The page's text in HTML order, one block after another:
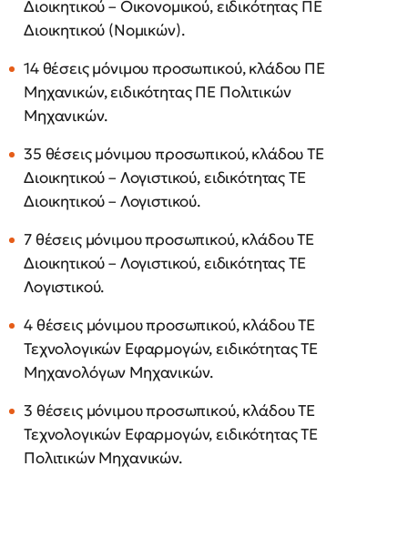
Διοικητικού – Οικονομικού, ειδικότητας ΠΕ
Διοικητικού (Νομικών).
14 θέσεις μόνιμου προσωπικού, κλάδου ΠΕ
Μηχανικών, ειδικότητας ΠΕ Πολιτικών
Μηχανικών.
35 θέσεις μόνιμου προσωπικού, κλάδου ΤΕ
Διοικητικού – Λογιστικού, ειδικότητας ΤΕ
Διοικητικού – Λογιστικού.
7 θέσεις μόνιμου προσωπικού, κλάδου ΤΕ
Διοικητικού – Λογιστικού, ειδικότητας ΤΕ
Λογιστικού.
4 θέσεις μόνιμου προσωπικού, κλάδου ΤΕ
Τεχνολογικών Εφαρμογών, ειδικότητας ΤΕ
Μηχανολόγων Μηχανικών.
3 θέσεις μόνιμου προσωπικού, κλάδου ΤΕ
Τεχνολογικών Εφαρμογών, ειδικότητας ΤΕ
Πολιτικών Μηχανικών.